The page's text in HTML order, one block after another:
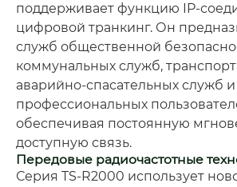
поддерживает функцию IP-
цифровой транкинг. Он
служб общественной
коммунальных служб,
аварийно-спасательных служб и
профессиональных
обеспечивая постоянную
доступную связь.
Передовые радиочастотные
Серия TS-R2000 использует